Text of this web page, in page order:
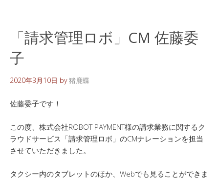
「請求管理ロボ」CM 佐藤委
子
2020年3月10日 by猪鹿蝶
佐藤委子です！
この度、株式会社ROBOT PAYMENT様の請求業務に関するク
ラウドサービス「請求管理ロボ」のCMナレーションを担当
させていただきました。
タクシー内のタブレットのほか、Webでも見ることができま